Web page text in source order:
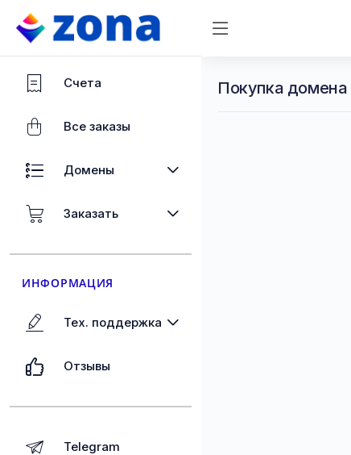
Счета
Все заказы
Домены
Заказать
ИНФОРМАЦИЯ
Тех. поддержка
Отзывы
Telegram
Покупка домена